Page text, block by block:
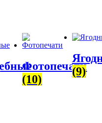
Фотопечати
(10)
(9)